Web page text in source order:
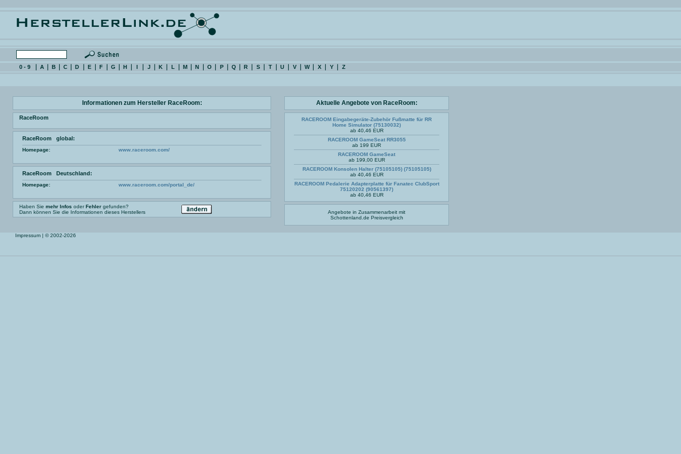
0 - 9 A B C D E F G H I J K L M N O P Q R S T U V W X Y Z
Informationen zum Hersteller RaceRoom:
RaceRoom
RaceRoom global:
Homepage: www.raceroom.com/
RaceRoom Deutschland:
Homepage: www.raceroom.com/portal_de/
Haben Sie mehr Infos oderFehler gefunden?
Dann können Sie die Informationen dieses Herstellers
Aktuelle Angebote von RaceRoom:
RACEROOM Eingabegeräte-Zubehör Fußmatte für RR
Home Simulator (75130032)
ab 40,46 EUR
RACEROOM GameSeat RR3055
ab 199 EUR
RACEROOM GameSeat
ab 199,00 EUR
RACEROOM Konsolen Halter (75105105) (75105105)
ab 40,46 EUR
RACEROOM Pedalerie Adapterplatte für Fanatec ClubSport
75120202 (90561397)
ab 40,46 EUR
Angebote in Zusammenarbeit mit
Schottenland.de Preisvergleich
Impressum | © 2002-2026